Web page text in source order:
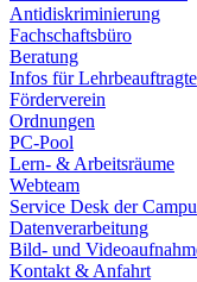
Antidiskriminierung
Fachschaftsbüro
Beratung
Infos für Lehrbeauftragte
Förderverein
Ordnungen
PC-Pool
Lern- & Arbeitsräume
Webteam
Service Desk der
Datenverarbeitung
Bild- und
Kontakt & Anfahrt